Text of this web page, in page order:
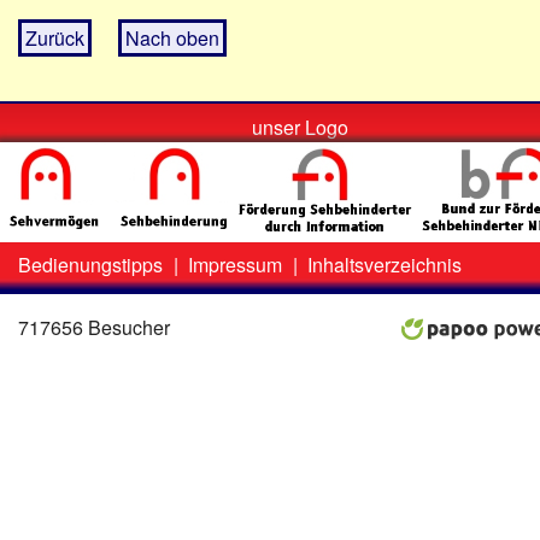
Zurück Nach oben
unser Logo
Zweit-
Menü
Bedienungstipps | Impressum | Inhaltsverzeichnis
717656 Besucher